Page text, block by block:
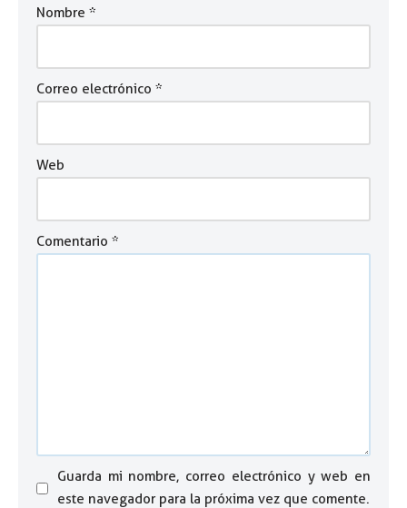
Nombre *
Correo electrónico *
Web
Comentario *
Guarda mi nombre, correo electrónico y web en
este navegador para la próxima vez que comente.